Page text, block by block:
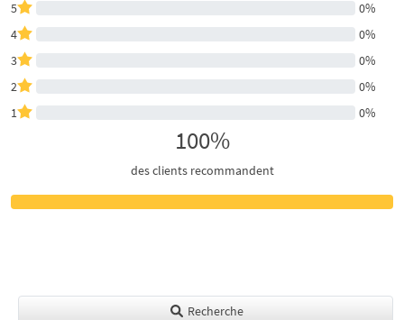
5
0%
4
0%
3
0%
2
0%
1
0%
100%
des clients recommandent
Recherche